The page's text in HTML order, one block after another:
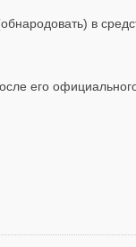
в
его